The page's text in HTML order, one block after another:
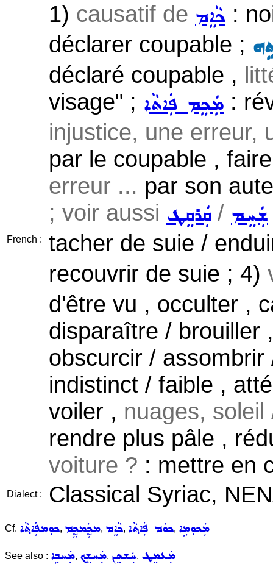
French :
1) causatif de ܟܵܐܸܡ :
déclarer coupable ;
déclaré coupable ,
visage" ; ܡܲܟܸܡ ܦܲܐܬܵܐ :
injustice, une erreur,
par le coupable ,
erreur ... par son
; voir aussi ܩܲܪܩܸܛ / ܫܲܚܸܡ
tacher de suie /
recouvrir de suie ; 4)
d'être vu , occulter ,
disparaître / brouiller
obscurcir /
indistinct / faible ,
voiler , nuages, soleil
rendre plus pâle ,
voiture ? : mettre en
Dialect : Classical Syriac,
Cf. ܟܘܼܡܦܲܐܬ݂ܵܐ, ܡܟ̰ܲܡܟ̰ܸܡ, ܟܵܐܸܡ, ܟܘܿܡ ܦܲܐܬ݂ܵܐ, ܡܲܟܘܼܡܹܐ
See also : ܡܲܚܒܹܐ, ܡܲܚܫܸܟ݂, ܚܲܫܟܸܢ, ܡܲܥܡܸܛ